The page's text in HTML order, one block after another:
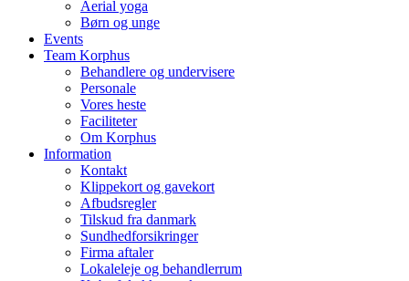
Aerial yoga
Børn og unge
Events
Team Korphus
Behandlere og undervisere
Personale
Vores heste
Faciliteter
Om Korphus
Information
Kontakt
Klippekort og gavekort
Afbudsregler
Tilskud fra danmark
Sundhedforsikringer
Firma aftaler
Lokaleleje og behandlerrum